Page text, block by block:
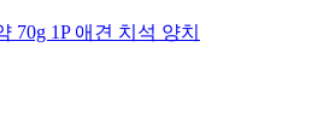
70g 1P 애견 치석 양치